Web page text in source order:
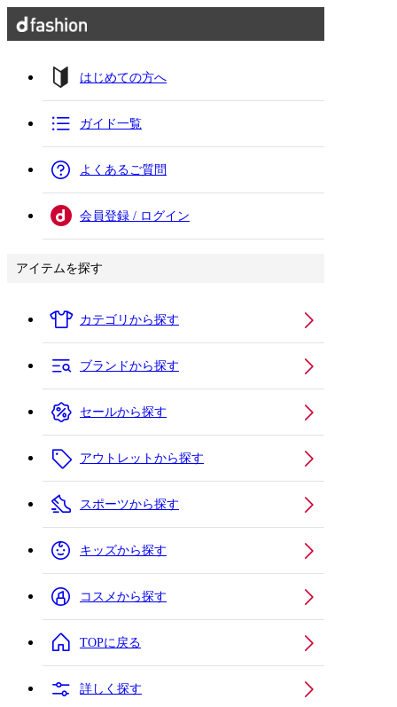
はじめての方へ
ガイド一覧
よくあるご質問
会員登録 / ログイン
アイテムを探す
カテゴリから探す
ブランドから探す
セールから探す
アウトレットから探す
スポーツから探す
キッズから探す
コスメから探す
TOPに戻る
詳しく探す